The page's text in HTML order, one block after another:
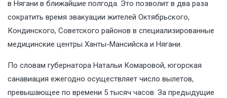
в Нягани в ближайшие полгода. Это позволит в два раза
сократить время эвакуации жителей Октябрьского,
Кондинского, Советского районов в специализированные
медицинские центры Ханты-Мансийска и Нягани.
По словам губернатора Натальи Комаровой, югорская
санавиация ежегодно осуществляет число вылетов,
превышающее по времени 5 тысяч часов. За предыдущие